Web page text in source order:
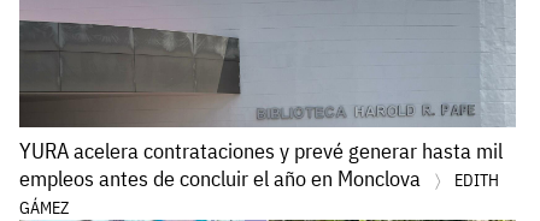
YURA acelera contrataciones y prevé generar hasta mil
empleos antes de concluir el año en Monclova
EDITH
GÁMEZ